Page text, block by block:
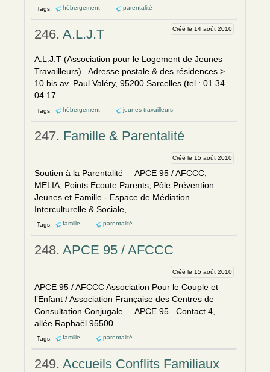
Tags: hébergement parentalité
246. A.L.J.T Créé le 14 août 2010
A.L.J.T (Association pour le Logement de Jeunes
Travailleurs) Adresse postale & des résidences >
10 bis av. Paul Valéry, 95200 Sarcelles (tel : 01 34
04 17 ...
Tags: hébergement jeunes travailleurs
247. Famille & Parentalité
Créé le 15 août 2010
Soutien à la Parentalité APCE 95 / AFCCC,
MELIA, Points Ecoute Parents, Pôle Prévention
Jeunes et Famille - Espace de Médiation
Interculturelle & Sociale, ...
Tags: famille parentalité
248. APCE 95 / AFCCC
Créé le 15 août 2010
APCE 95 / AFCCC Association Pour le Couple et
l’Enfant / Association Française des Centres de
Consultation Conjugale APCE 95 Contact 4,
allée Raphaël 95500 ...
Tags: famille parentalité
249. Accueils Conflits Familiaux